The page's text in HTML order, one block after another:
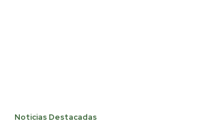
Noticias Destacadas